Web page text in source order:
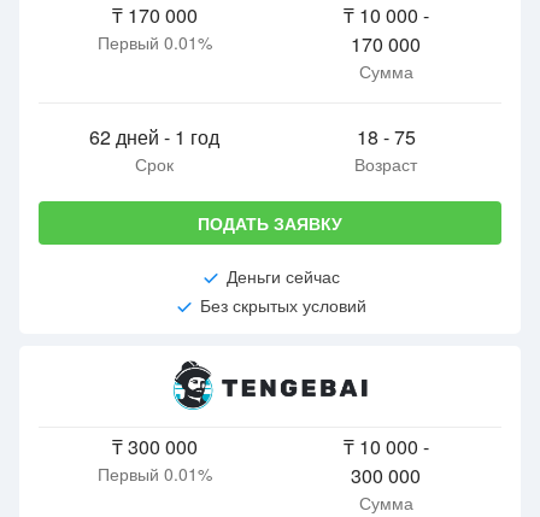
₸ 170 000
Первый 0.01%
₸ 10 000 -
170 000
Сумма
62 дней - 1 год
Срок
18 - 75
Возраст
ПОДАТЬ ЗАЯВКУ
Деньги сейчас
Без скрытых условий
₸ 300 000
Первый 0.01%
₸ 10 000 -
300 000
Сумма